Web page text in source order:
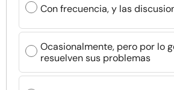
Comunidad
Encuentra un terapeuta
Con frecuencia, y las
Ocasionalmente, pero por lo
resuelven sus problemas